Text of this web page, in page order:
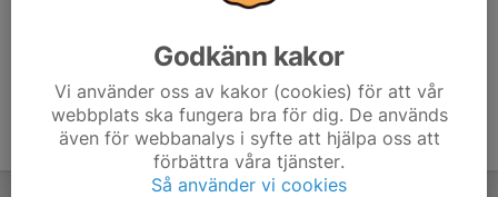
Godkänn kakor
Vi använder oss av kakor (cookies) för att vår
webbplats ska fungera bra för dig. De används
även för webbanalys i syfte att hjälpa oss att
förbättra våra tjänster.
Så använder vi cookies